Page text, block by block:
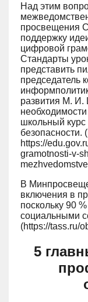
Над этим
просвещения
поддержку
цифровой
Стандарты
представить
председатель
развития М. И.
школьный
безопасности.
https://
gramotnosti-v-
В
включения в
поскольку 90
социальными
(https://tass.ru/
5